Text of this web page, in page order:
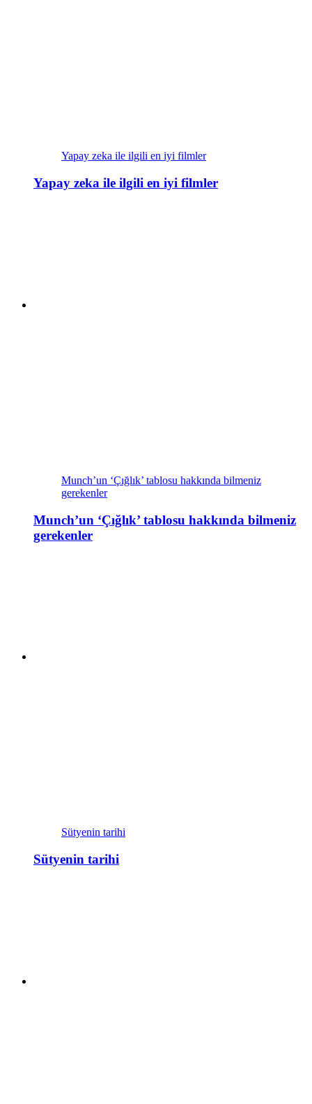
Yapay zeka ile ilgili en iyi filmler
Yapay zeka ile ilgili en iyi filmler
Munch’un ‘Çığlık’ tablosu hakkında bilmeniz
gerekenler
Munch’un ‘Çığlık’ tablosu hakkında bilmeniz
gerekenler
Sütyenin tarihi
Sütyenin tarihi